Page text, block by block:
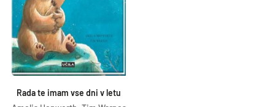
Rada te imam vse dni v letu